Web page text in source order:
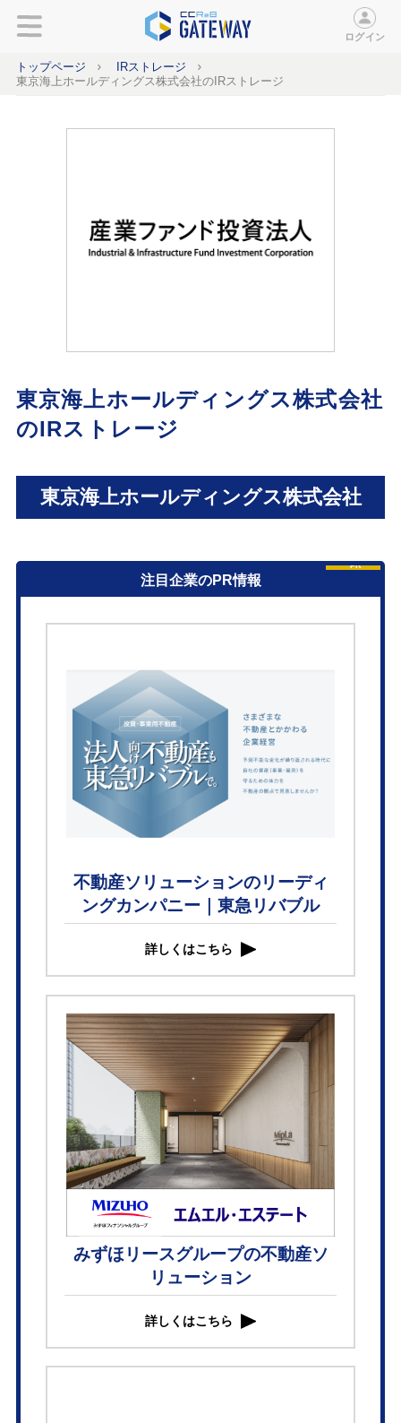
ログイン
トップページ
IRストレージ
東京海上ホールディングス株式会社のIRストレージ
東京海上ホールディングス株式会社
のIRストレージ
東京海上ホールディングス株式会社
注目企業のPR情報
PR
不動産ソリューションのリーディ
ングカンパニー｜東急リバブル
詳しくはこちら
みずほリースグループの不動産ソ
リューション
詳しくはこちら